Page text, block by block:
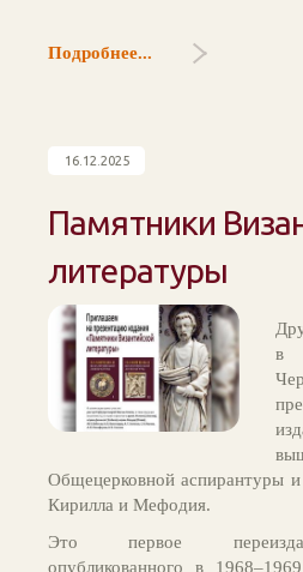
Подробнее...
16.12.2025
Памятники
литературы
в
Общецерковной аспирантуры
Кирилла и Мефодия.
Это первое
опубликованного в